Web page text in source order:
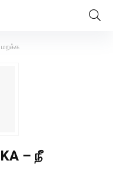
மறக்க
– நீ